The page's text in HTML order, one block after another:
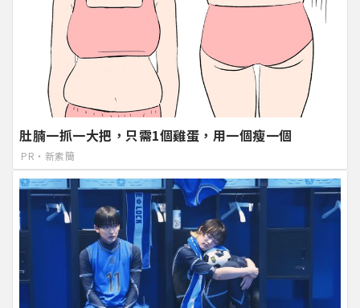
肚腩一抓一大把，只需1個雞蛋，用一個瘦一個
PR・新素簡